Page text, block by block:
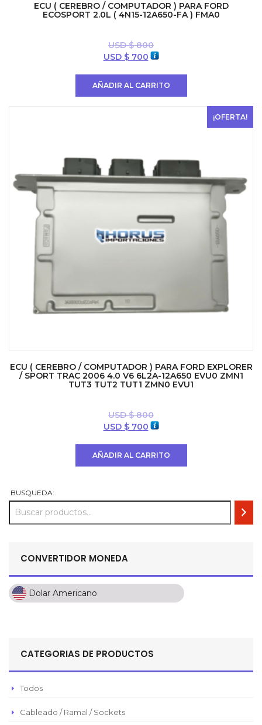
ECU ( CEREBRO / COMPUTADOR ) PARA FORD
ECOSPORT 2.0L ( 4N15-12A650-FA ) FMA0
USD $800
El
era:
USD $700El
es:
AÑADIR AL CARRITO
¡OFERTA!
ECU ( CEREBRO / COMPUTADOR ) PARA FORD EXPLORER
/ SPORT TRAC 2006 4.0 V6 6L2A-12A650 EVU0 ZMN1
TUT3 TUT2 TUT1 ZMN0 EVU1
USD $800
El
era:
USD $700El
es:
AÑADIR AL CARRITO
BUSQUEDA:
CONVERTIDOR MONEDA
Dolar Americano
Dolar Americano
Pesos Mexicanos
Euro
CATEGORIAS DE PRODUCTOS
Todos
Cableado / Ramal / Sockets